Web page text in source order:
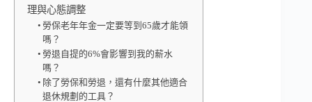
理與心態調整
勞保老年年金一定要等到65歲才能領
嗎？
勞退自提的6%會影響到我的薪水
嗎？
除了勞保和勞退，還有什麼其他適合
退休規劃的工具？